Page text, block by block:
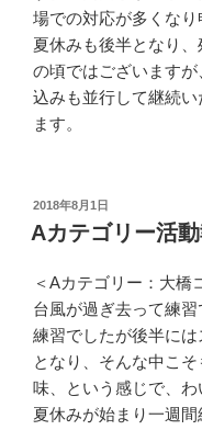
場での対応が多くなり
夏休みも後半となり
の頃ではございます
込みも並行して継続
ます。
投
稿
日:
2018年8月1日
Aカテゴリー活
＜Aカテゴリー：大橋
台風が過ぎ去って練
練習でしたが後半に
となり、そんな中こ
味、という感じで、わ
夏休みが始まり一週